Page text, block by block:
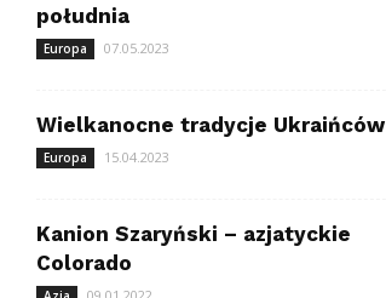
południa
Europa 07.05.2023
Wielkanocne tradycje Ukraińców
Europa 15.04.2023
Kanion Szaryński – azjatyckie
Colorado